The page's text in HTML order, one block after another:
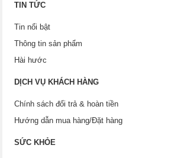
TIN TỨC
Tin nổi bật
Thông tin sản phẩm
Hài hước
DỊCH VỤ KHÁCH HÀNG
Chính sách đổi trả & hoàn tiền
Hướng dẫn mua hàng/Đặt hàng
SỨC KHỎE